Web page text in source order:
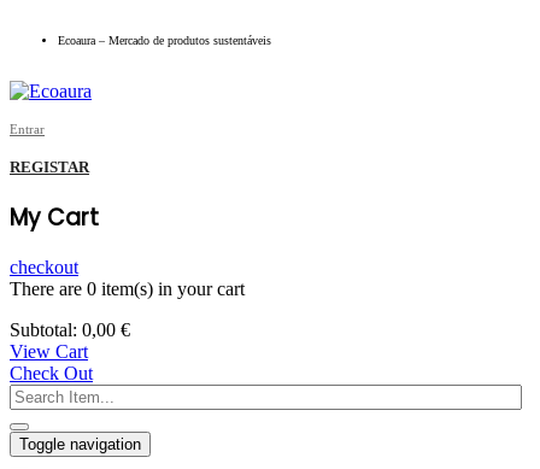
Ecoaura – Mercado de produtos sustentáveis
Entrar
REGISTAR
My Cart
checkout
There are 0 item(s) in your cart
Subtotal: 0,00 €
View Cart
Check Out
Toggle navigation